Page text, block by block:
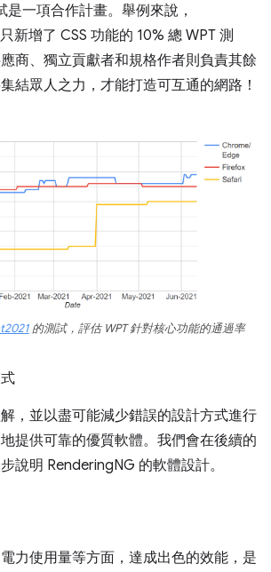
一項合作計畫。舉例來說，
新增了 CSS 功能的 10% 總 WPT 測
商、獨立貢獻者和規格作者則負責其餘
結眾人之力，才能打造可互通的網路！
的測試，評估 WPT 針對核心功能的通過率
，並以盡可能減少錯誤的設計方式進行
提供可靠的優質軟體。我們會在後續的
說明 RenderingNG 的軟體設計。
力使用量等方面，達成出色的效能，是